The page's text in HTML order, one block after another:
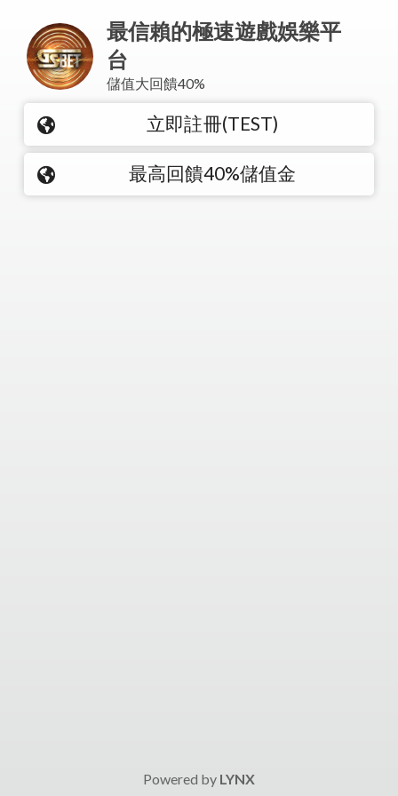
最信賴的極速遊戲娛樂平
台
儲值大回饋40%
立即註冊(TEST)
最高回饋40%儲值金
Powered by LYNX